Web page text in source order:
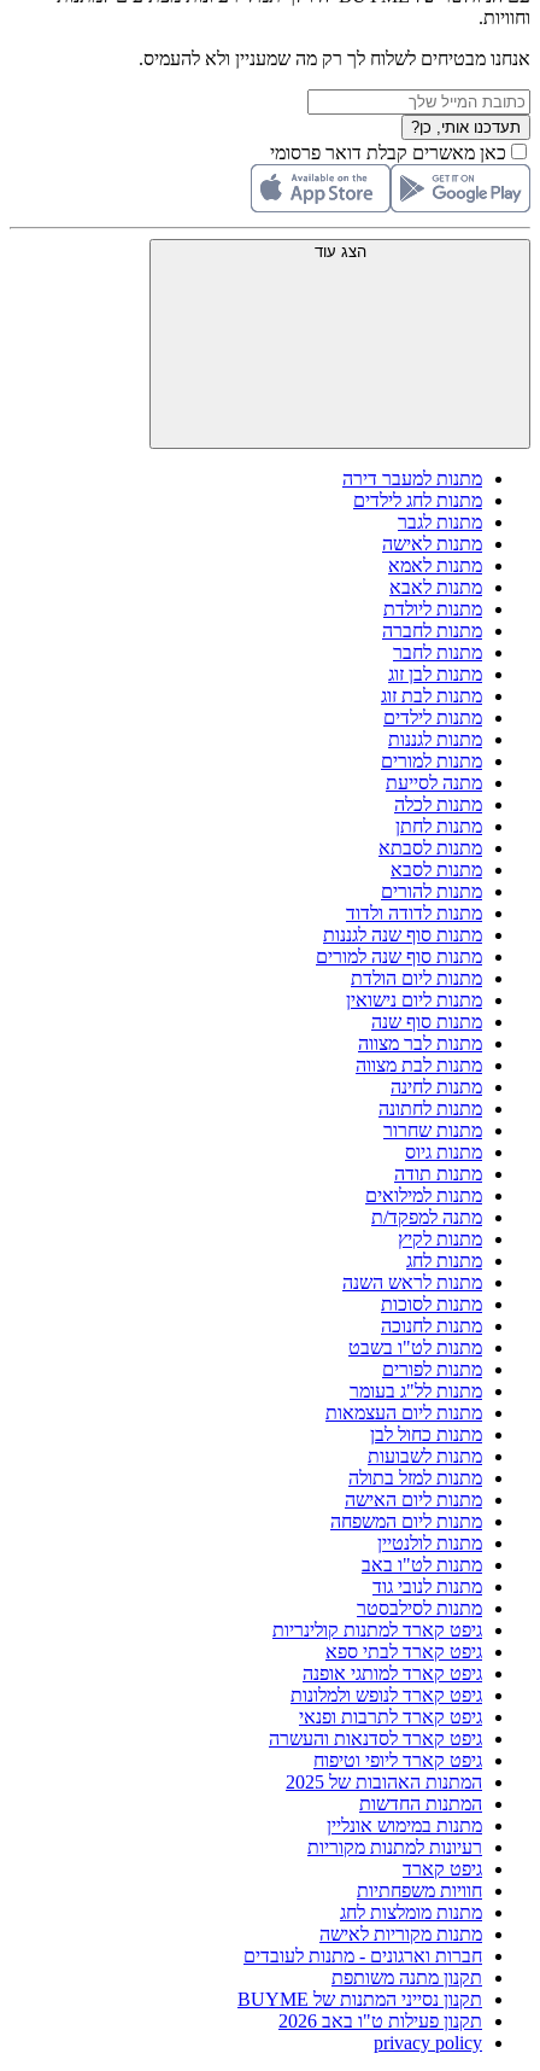
וחוויות.
אנחנו מבטיחים לשלוח לך רק מה שמעניין ולא להעמיס.
תעדכנו אותי, כן?
כאן מאשרים קבלת דואר פרסומי
הצג עוד
מתנות למעבר דירה
מתנות לחג לילדים
מתנות לגבר
מתנות לאישה
מתנות לאמא
מתנות לאבא
מתנות ליולדת
מתנות לחברה
מתנות לחבר
מתנות לבן זוג
מתנות לבת זוג
מתנות לילדים
מתנות לגננות
מתנות למורים
מתנה לסייעת
מתנות לכלה
מתנות לחתן
מתנות לסבתא
מתנות לסבא
מתנות להורים
מתנות לדודה ולדוד
מתנות סוף שנה לגננות
מתנות סוף שנה למורים
מתנות ליום הולדת
מתנות ליום נישואין
מתנות סוף שנה
מתנות לבר מצווה
מתנות לבת מצווה
מתנות לחינה
מתנות לחתונה
מתנות שחרור
מתנות גיוס
מתנות תודה
מתנות למילואים
מתנה למפקד/ת
מתנות לקיץ
מתנות לחג
מתנות לראש השנה
מתנות לסוכות
מתנות לחנוכה
מתנות לט"ו בשבט
מתנות לפורים
מתנות לל"ג בעומר
מתנות ליום העצמאות
מתנות כחול לבן
מתנות לשבועות
מתנות למזל בתולה
מתנות ליום האישה
מתנות ליום המשפחה
מתנות לולנטיין
מתנות לט"ו באב
מתנות לנובי גוד
מתנות לסילבסטר
גיפט קארד למתנות קולינריות
גיפט קארד לבתי ספא
גיפט קארד למותגי אופנה
גיפט קארד לנופש ולמלונות
גיפט קארד לתרבות ופנאי
גיפט קארד לסדנאות והעשרה
גיפט קארד ליופי וטיפוח
המתנות האהובות של 2025
המתנות החדשות
מתנות במימוש אונליין
רעיונות למתנות מקוריות
גיפט קארד
חוויות משפחתיות
מתנות מומלצות לחג
מתנות מקוריות לאישה
חברות וארגונים - מתנות לעובדים
תקנון מתנה משותפת
תקנון נסייני המתנות של BUYME
תקנון פעילות ט"ו באב 2026
privacy policy